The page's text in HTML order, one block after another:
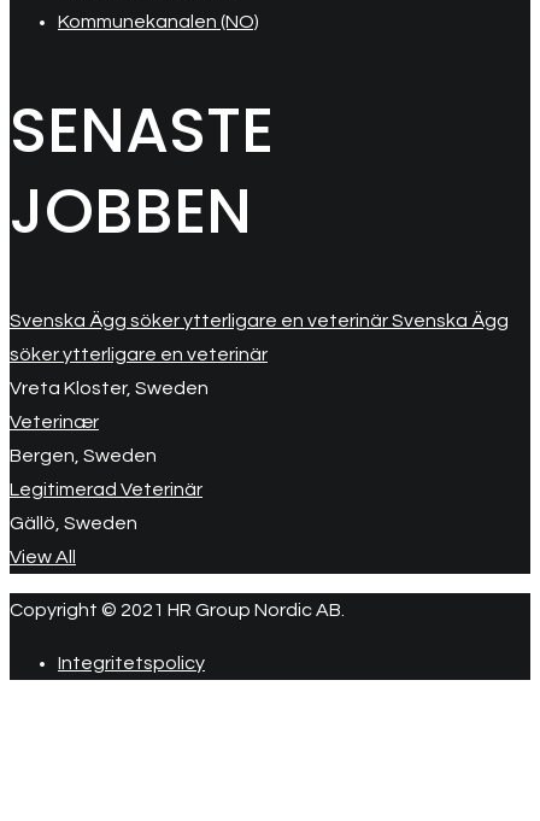
Kommunekanalen (NO)
SENASTE
JOBBEN
Svenska Ägg söker ytterligare en veterinär Svenska Ägg
söker ytterligare en veterinär
Vreta Kloster, Sweden
Veterinær
Bergen, Sweden
Legitimerad Veterinär
Gällö, Sweden
View All
Copyright © 2021 HR Group Nordic AB.
Integritetspolicy